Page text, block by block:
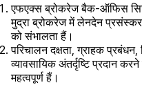
एफएक्स ब्रोकरेज बैक-ऑफिस
मुद्रा ब्रोकरेज में लेनदेन
को संभालता हैं।
परिचालन दक्षता, ग्राहक
व्यावसायिक अंतर्दृष्टि प्रदान
महत्वपूर्ण हैं।